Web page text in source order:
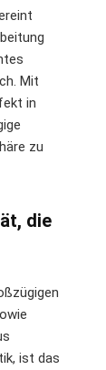
Mit
in
zu
die
ist das